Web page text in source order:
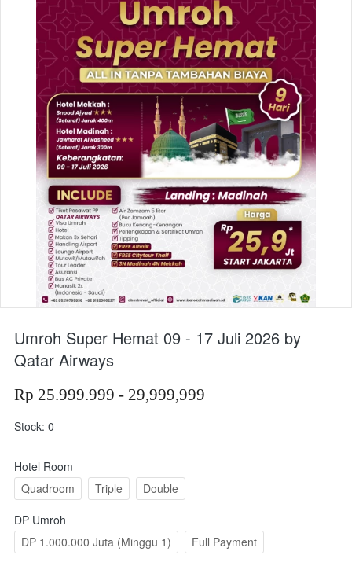
Umroh Super Hemat 09 - 17 Juli 2026 by
Qatar Airways
Rp 25.999.999 - 29,999,999
Stock: 0
Hotel Room
Quadroom
Triple
Double
DP Umroh
DP 1.000.000 Juta (Minggu 1)
Full Payment